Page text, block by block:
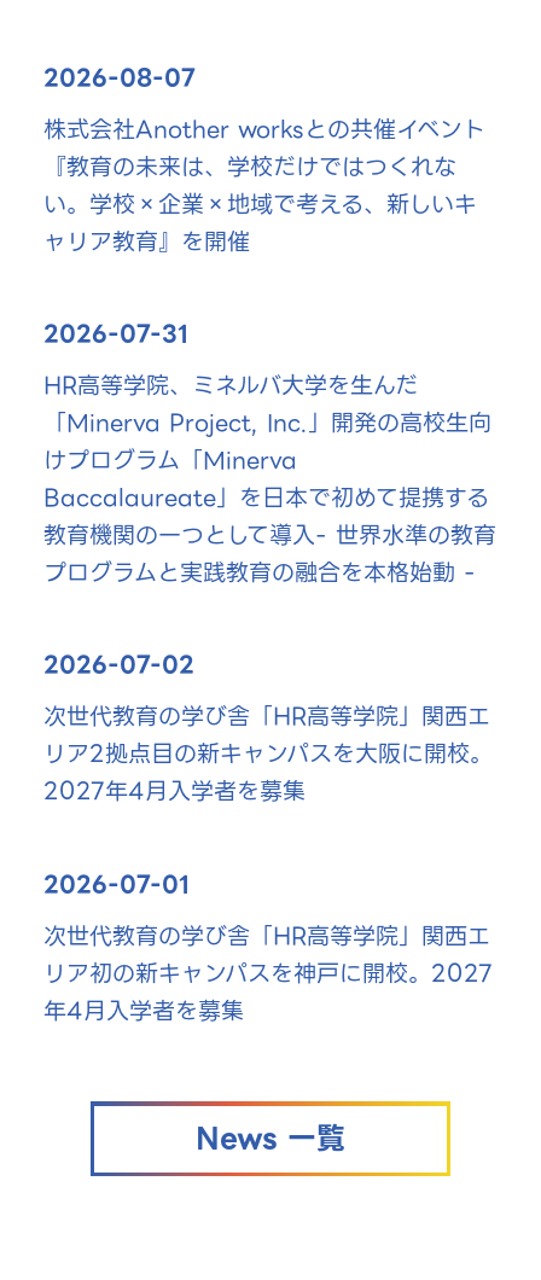
2026-08-07
株式会社Another worksとの共催イベント
『教育の未来は、学校だけではつくれな
い。学校×企業×地域で考える、新しいキ
ャリア教育』を開催
2026-07-31
HR高等学院、ミネルバ大学を生んだ
「Minerva Project, Inc.」開発の高校生向
けプログラム「Minerva
Baccalaureate」を日本で初めて提携する
教育機関の一つとして導入- 世界水準の教育
プログラムと実践教育の融合を本格始動 -
2026-07-02
次世代教育の学び舎「HR高等学院」関西エ
リア2拠点目の新キャンパスを大阪に開校。
2027年4月入学者を募集
2026-07-01
次世代教育の学び舎「HR高等学院」関西エ
リア初の新キャンパスを神戸に開校。2027
年4月入学者を募集
News 一覧